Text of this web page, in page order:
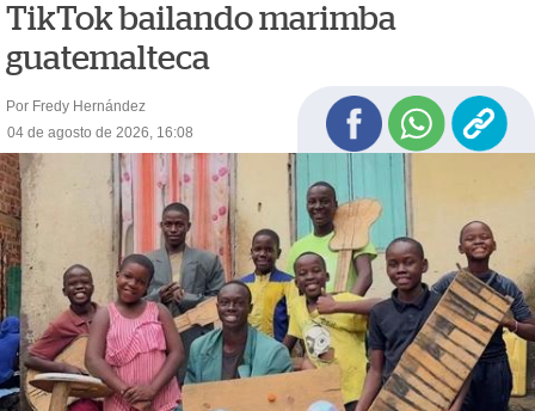
TikTok bailando marimba
guatemalteca
Por Fredy Hernández
04 de agosto de 2026, 16:08